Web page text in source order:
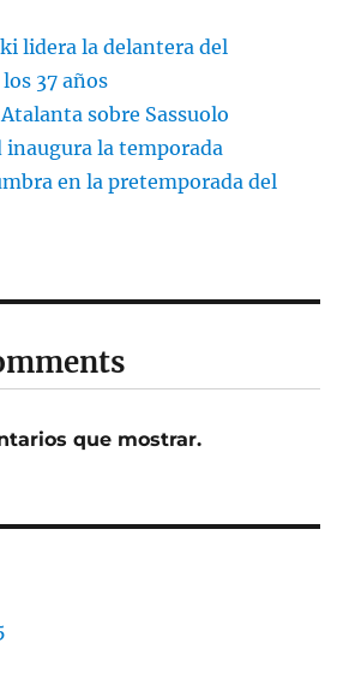
lidera la delantera del
37 años
sobre Sassuolo
inaugura la temporada
en la pretemporada del
que mostrar.